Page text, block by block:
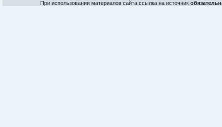
При использовании материалов сайта ссылка на источник